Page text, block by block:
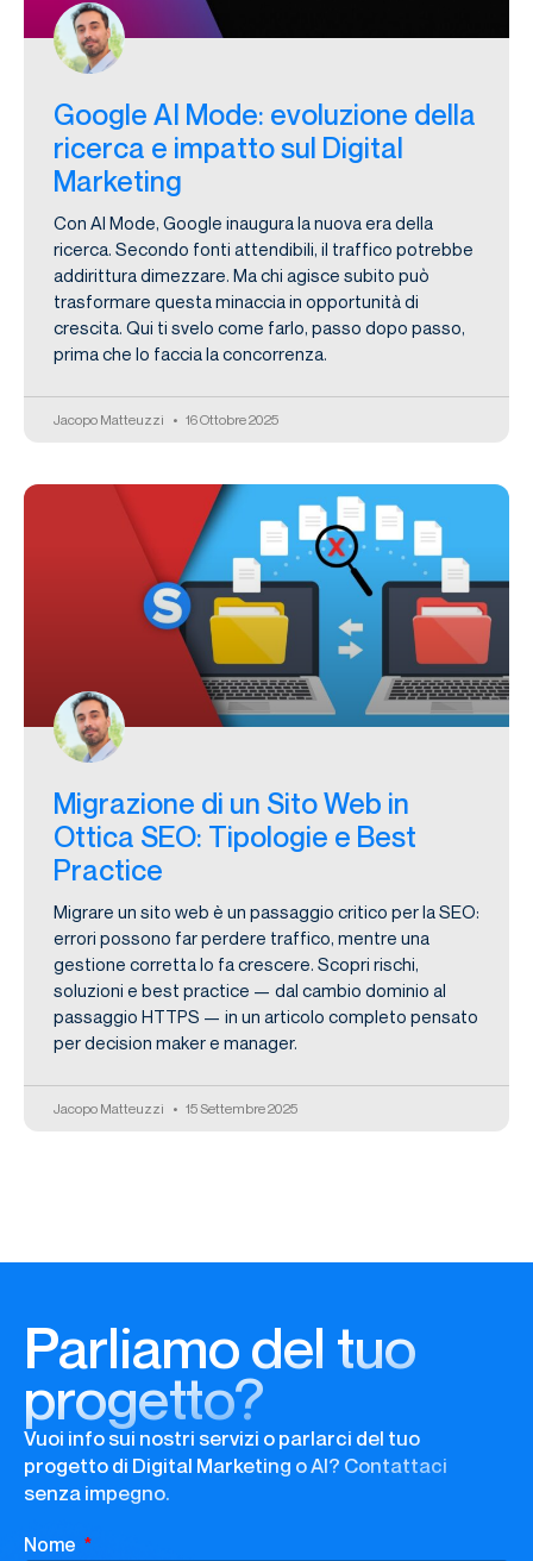
Google AI Mode: evoluzione della
ricerca e impatto sul Digital
Marketing
Con AI Mode, Google inaugura la nuova era della
ricerca. Secondo fonti attendibili, il traffico potrebbe
addirittura dimezzare. Ma chi agisce subito può
trasformare questa minaccia in opportunità di
crescita. Qui ti svelo come farlo, passo dopo passo,
prima che lo faccia la concorrenza.
Jacopo Matteuzzi 16 Ottobre 2025
Migrazione di un Sito Web in
Ottica SEO: Tipologie e Best
Practice
Migrare un sito web è un passaggio critico per la SEO:
errori possono far perdere traffico, mentre una
gestione corretta lo fa crescere. Scopri rischi,
soluzioni e best practice — dal cambio dominio al
passaggio HTTPS — in un articolo completo pensato
per decision maker e manager.
Jacopo Matteuzzi 15 Settembre 2025
Parliamo del tuo
progetto?
Vuoi info sui nostri servizi o parlarci del tuo
progetto di Digital Marketing o AI? Contattaci
senza impegno.
Nome